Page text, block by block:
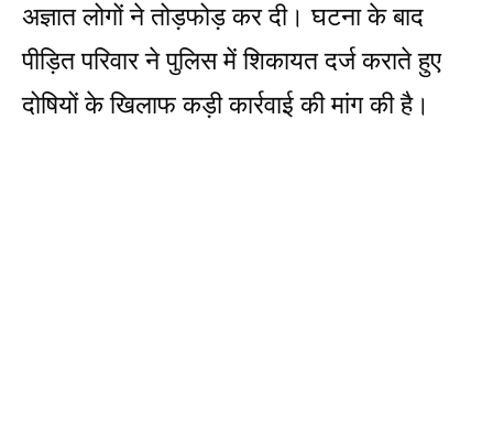
अज्ञात लोगों ने तोड़फोड़ कर दी। घटना के बाद
पीड़ित परिवार ने पुलिस में शिकायत दर्ज कराते हुए
दोषियों के खिलाफ कड़ी कार्रवाई की मांग की है।